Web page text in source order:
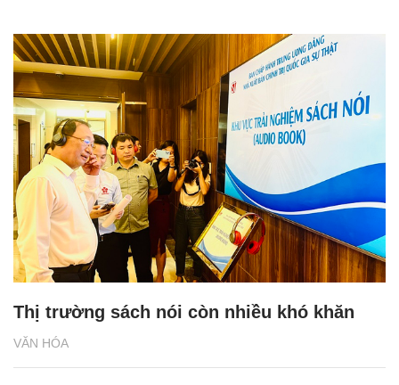
VĂN HÓA
Thị trường sách nói còn nhiều khó khăn